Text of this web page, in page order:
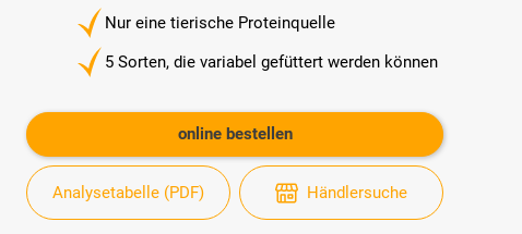
Nur eine tierische Proteinquelle
5 Sorten, die variabel gefüttert werden können
online bestellen
Analysetabelle (PDF) Händlersuche